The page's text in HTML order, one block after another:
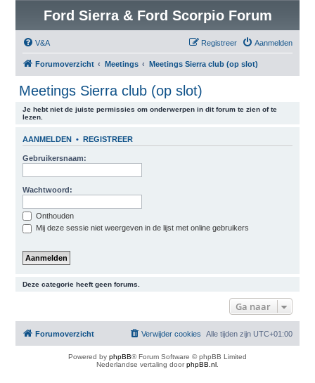
Ford Sierra & Ford Scorpio Forum
V&A Aanmelden
Registreer
Forumoverzicht Meetings Meetings Sierra club (op slot)
Meetings Sierra club (op slot)
Je hebt niet de juiste permissies om onderwerpen in dit forum te zien of te
lezen.
AANMELDEN • REGISTREER
Gebruikersnaam:
Wachtwoord:
Onthouden
Mij deze sessie niet weergeven in de lijst met online gebruikers
Deze categorie heeft geen forums.
Ga naar
Forumoverzicht Alle tijden zijn UTC+01:00
Verwijder cookies
Powered by phpBB® Forum Software © phpBB Limited
Nederlandse vertaling doorphpBB.nl